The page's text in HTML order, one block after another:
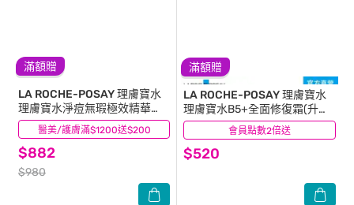
滿額贈
醫美/護膚滿$1200送$200
LA ROCHE-POSAY 理膚寶水
理膚寶水淨痘無瑕極效精華
reno_40ML
$882
$980
(32)
滿額贈
會員點數2倍送
LA ROCHE-POSAY 理膚寶水
理膚寶水B5+全面修復霜(升級
版)40ml
$520
(97)